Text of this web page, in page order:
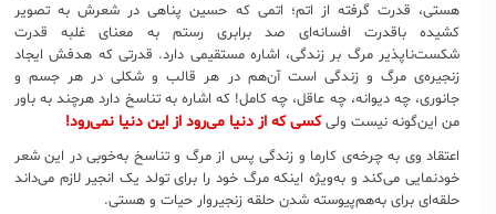
هستی، قدرت گرفته از اتم؛ اتمی که حسین پناهی در شعرش به تصویر
کشیده باقدرت افسانه‌ای صد برابری رستم به معنای غلبه قدرت
شکست‌ناپذیر مرگ بر زندگی، اشاره مستقیمی دارد. قدرتی که هدفش ایجاد
زنجیره‌ی مرگ و زندگی است آن‌هم در هر قالب و شکلی در هر جسم و
جانوری، چه دیوانه، چه عاقل، چه کامل! که اشاره به تناسخ دارد هرچند به باور
من این‌گونه نیست ولیکسی که از دنیا می‌رود از این دنیا نمی‌رود!
اعتقاد وی به چرخه‌ی کارما و زندگی پس از مرگ و تناسخ به‌خوبی در این شعر
خودنمایی می‌کند و به‌ویژه اینکه مرگ خود را برای تولد یک انجیر لازم می‌داند
حلقه‌ای برای به‌هم‌پیوسته شدن حلقه زنجیروار حیات و هستی.